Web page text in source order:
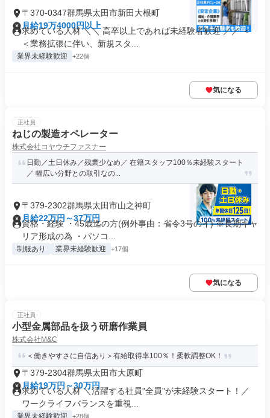
〒370-0347群馬県太田市新田大根町
月給19万4000円以上
求めている人材 ＼＼ 高卒以上であれば未経験者歓迎 ／／ ＜
＜業務拡張に伴い、新規スタ...
業界未経験歓迎 +22個
気になる
正社員
ねじの製造オペレーター
株式会社コヤウチファスナー
日勤／土日休み／残業少なめ／ 在籍スタッフ100％未経験スタート
／ 幅広い分野との取引なの...
〒379-2302群馬県太田市山之神町
月給22万円～37万円
資格・経験 ・45歳迄の方(例外事由：省令3号のイ) ※長期キャ
リア形成の為 ・パソコ...
制服あり 業界未経験歓迎 +17個
気になる
正社員
小型金属部品を扱う研磨作業員
株式会社M&C
＜働きやすさに自信あり＞有給取得率100％！柔軟調整OK！
〒379-2304群馬県太田市大原町
月給19万円～30万円
求めている人材 ＼活躍する社員"全員"が未経験スタート！／
ワークライフバランスを重視...
業界未経験歓迎 +28個